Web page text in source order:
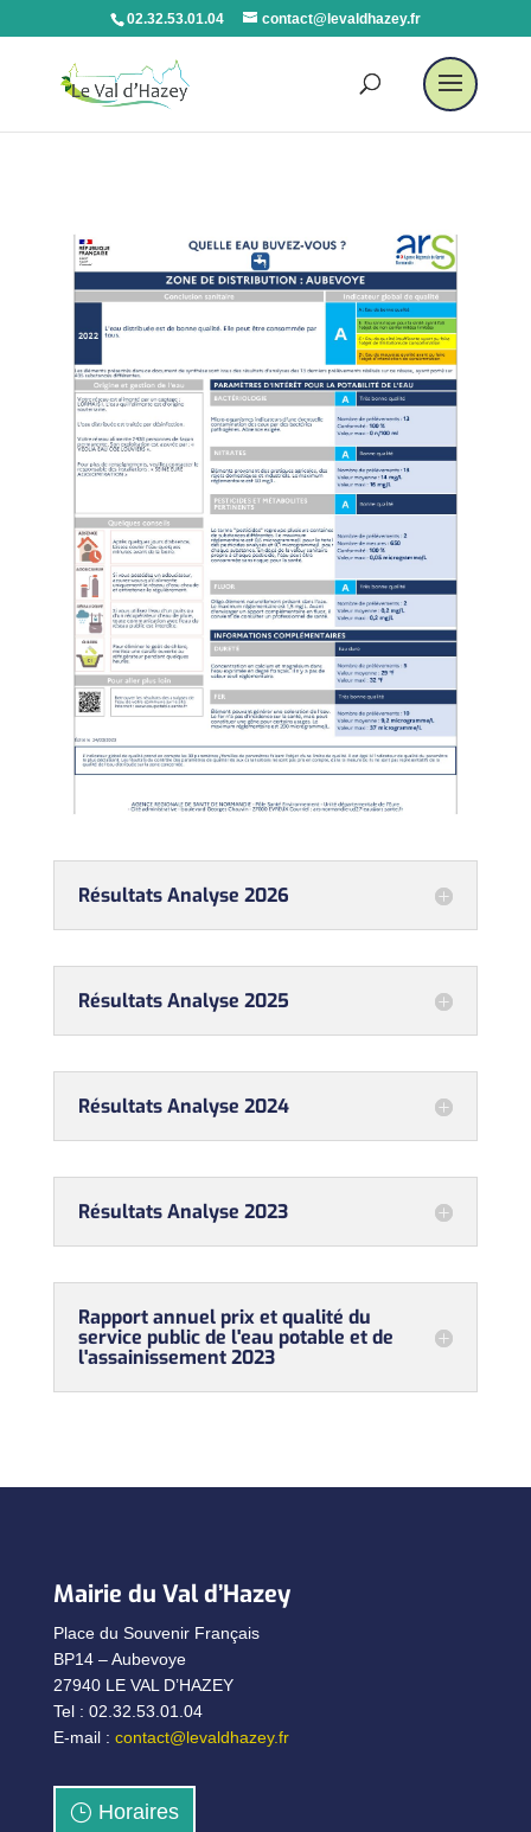
02.32.53.01.04 contact@levaldhazey.fr
Résultats Analyse 2026
Résultats Analyse 2025
Résultats Analyse 2024
Résultats Analyse 2023
Rapport annuel prix et qualité du
service public de l'eau potable et de
l'assainissement 2023
Mairie du Val d’Hazey
Place du Souvenir Français
BP14 – Aubevoye
27940 LE VAL D’HAZEY
Tel : 02.32.53.01.04
E-mail : contact@levaldhazey.fr
Horaires